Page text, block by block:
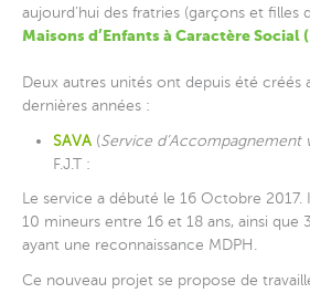
aujourd’hui des fratries (garçons et filles
Maisons d’Enfants à Caractère Social
Deux autres unités ont depuis été créés
dernières années :
SAVA (Service d’Accompagnement
F.J.T :
Le service a débuté le 16 Octobre 2017.
10 mineurs entre 16 et 18 ans, ainsi que
ayant une reconnaissance MDPH.
Ce nouveau projet se propose de